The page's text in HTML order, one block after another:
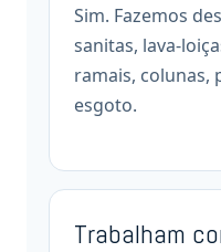
Sim. Fazemos
sanitas, lava-
ramais, colunas,
esgoto.
Trabalham